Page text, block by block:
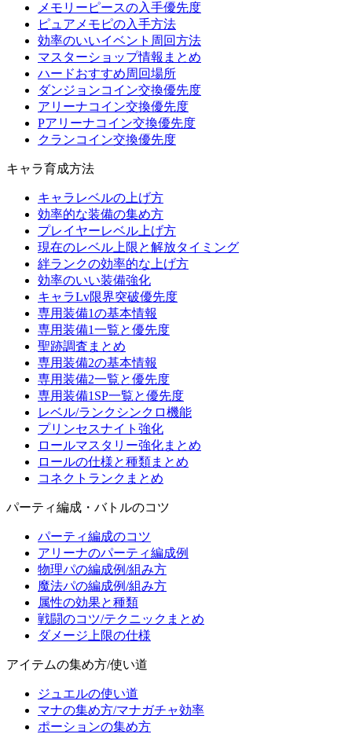
メモリーピースの入手優先度
ピュアメモピの入手方法
効率のいいイベント周回方法
マスターショップ情報まとめ
ハードおすすめ周回場所
ダンジョンコイン交換優先度
アリーナコイン交換優先度
Pアリーナコイン交換優先度
クランコイン交換優先度
キャラ育成方法
キャラレベルの上げ方
効率的な装備の集め方
プレイヤーレベル上げ方
現在のレベル上限と解放タイミング
絆ランクの効率的な上げ方
効率のいい装備強化
キャラLv限界突破優先度
専用装備1の基本情報
専用装備1一覧と優先度
聖跡調査まとめ
専用装備2の基本情報
専用装備2一覧と優先度
専用装備1SP一覧と優先度
レベル/ランクシンクロ機能
プリンセスナイト強化
ロールマスタリー強化まとめ
ロールの仕様と種類まとめ
コネクトランクまとめ
パーティ編成・バトルのコツ
パーティ編成のコツ
アリーナのパーティ編成例
物理パの編成例/組み方
魔法パの編成例/組み方
属性の効果と種類
戦闘のコツ/テクニックまとめ
ダメージ上限の仕様
アイテムの集め方/使い道
ジュエルの使い道
マナの集め方/マナガチャ効率
ポーションの集め方